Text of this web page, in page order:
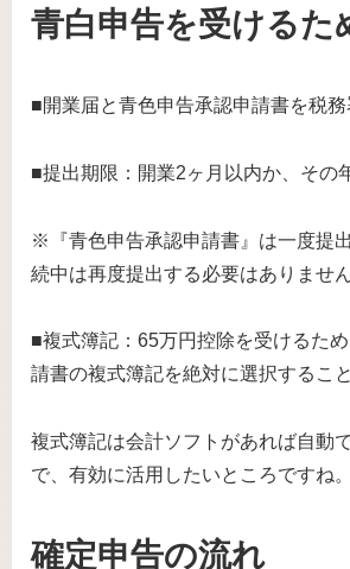
青白申告を受けるた
■開業届と青色申告承認申請書を税務
■提出期限：開業2ヶ月以内か、その
※『青色申告承認申請書』は一度提
続中は再度提出する必要はありません
■複式簿記：65万円控除を受けるた
請書の複式簿記を絶対に選択すること
複式簿記は会計ソフトがあれば自動
で、有効に活用したいところですね。
確定申告の流れ